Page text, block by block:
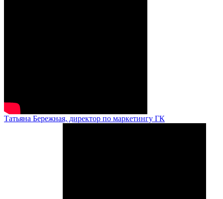
Татьяна Бережная, директор по маркетингу ГК